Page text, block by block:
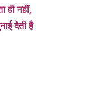
ही नहीं,
देती है